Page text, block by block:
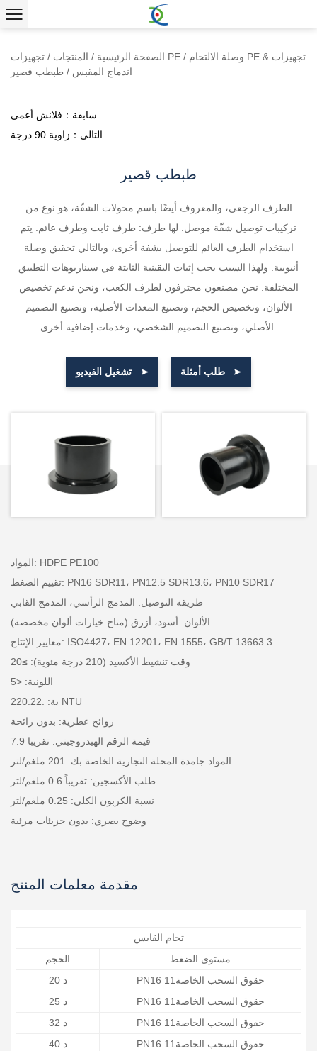
الصفحة الرئيسية / المنتجات / تجهيزات PE / وصلة الالتحام PE & تجهيزات
اندماج المقبس / طبطب قصير
سابقة：فلانش أعمى
التالي：زاوية 90 درجة
طبطب قصير
الطرف الرجعي، والمعروف أيضًا باسم محولات الشفّة، هو نوع من
تركيبات توصيل شفّة موصل. لها طرف: طرف ثابت وطرف عائم. يتم
استخدام الطرف العائم للتوصيل بشفة أخرى، وبالتالي تحقيق وصلة
أنبوبية. ولهذا السبب يجب إثبات اليقينية الثابتة في سيناريوهات التطبيق
المختلفة. نحن مصنعون محترفون لطرف الكعب، ونحن ندعم تخصيص
الألوان، وتخصيص الحجم، وتصنيع المعدات الأصلية، وتصنيع التصميم
تشغيل الفيديو طلب أمثلة
المواد: HDPE PE100
تقييم الضغط: PN16 SDR11، PN12.5 SDR13.6، PN10 SDR17
طريقة التوصيل: المدمج الرأسي، المدمج القابي
الألوان: أسود، أزرق (متاح خيارات ألوان مخصصة)
معايير الإنتاج: ISO4427، EN 12201، EN 1555، GB/T 13663.3
وقت تنشيط الأكسيد (210 درجة مئوية): ≥20
اللونية: <5
ية: .220.22 NTU
روائح عطرية: بدون رائحة
قيمة الرقم الهيدروجيني: تقريبا 7.9
المواد جامدة المحلة التجارية الخاصة بك: 201 ملغم/لتر
طلب الأكسجين: تقريباً 0.6 ملغم/لتر
نسبة الكربون الكلي: 0.25 ملغم/لتر
وضوح بصري: بدون جزيئات مرئية
مقدمة معلمات المنتج
تحام القابس
الحجم
مستوى الضغط
د 20
PN16 حقوق السحب الخاصة11
د 25
PN16 حقوق السحب الخاصة11
د 32
PN16 حقوق السحب الخاصة11
د 40
PN16 حقوق السحب الخاصة11